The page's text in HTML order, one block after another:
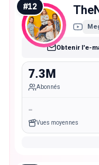
#12
Obtenir l'e-
7.3M
Abonnés
-
Vues moyennes